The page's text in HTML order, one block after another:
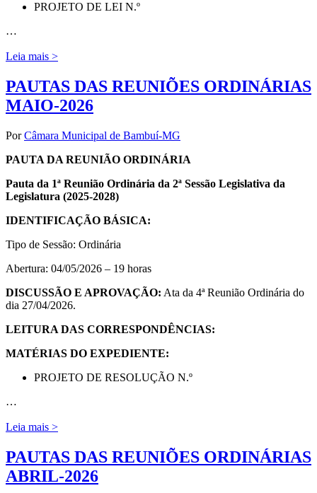
PROJETO DE LEI N.º
…
Leia mais >
PAUTAS DAS REUNIÕES ORDINÁRIAS
MAIO-2026
PorCâmara Municipal de Bambuí-MG
PAUTA DA REUNIÃO ORDINÁRIA
Pauta da 1ª Reunião Ordinária da 2ª Sessão Legislativa da
Legislatura (2025-2028)
IDENTIFICAÇÃO BÁSICA:
Tipo de Sessão: Ordinária
Abertura: 04/05/2026 – 19 horas
DISCUSSÃO E APROVAÇÃO: Ata da 4ª Reunião Ordinária do
dia 27/04/2026.
LEITURA DAS CORRESPONDÊNCIAS:
MATÉRIAS DO EXPEDIENTE:
PROJETO DE RESOLUÇÃO N.º
…
Leia mais >
PAUTAS DAS REUNIÕES ORDINÁRIAS
ABRIL-2026